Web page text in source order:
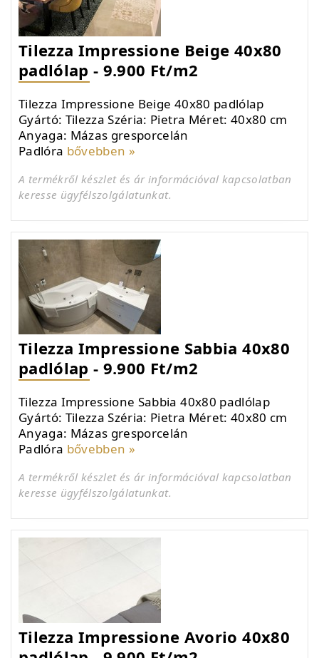
Tilezza Impressione Beige 40x80
padlólap - 9.900 Ft/m2
Tilezza Impressione Beige 40x80 padlólap
Gyártó: Tilezza Széria: Pietra Méret: 40x80 cm
Anyaga: Mázas gresporcelán
Padlóra bővebben »
A termékről készlet és ár információval kapcsolatban
keresse ügyfélszolgálatunkat.
Tilezza Impressione Sabbia 40x80
padlólap - 9.900 Ft/m2
Tilezza Impressione Sabbia 40x80 padlólap
Gyártó: Tilezza Széria: Pietra Méret: 40x80 cm
Anyaga: Mázas gresporcelán
Padlóra bővebben »
A termékről készlet és ár információval kapcsolatban
keresse ügyfélszolgálatunkat.
Tilezza Impressione Avorio 40x80